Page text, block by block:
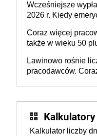
dłużej, ale czy jest
45+ to siła
Wcześniejsze
2026 r. Kiedy
Coraz więcej
także w wieku 50
życia
Lawinowo rośnie
pracodawców.
Kalkulatory
Kalkulator liczby